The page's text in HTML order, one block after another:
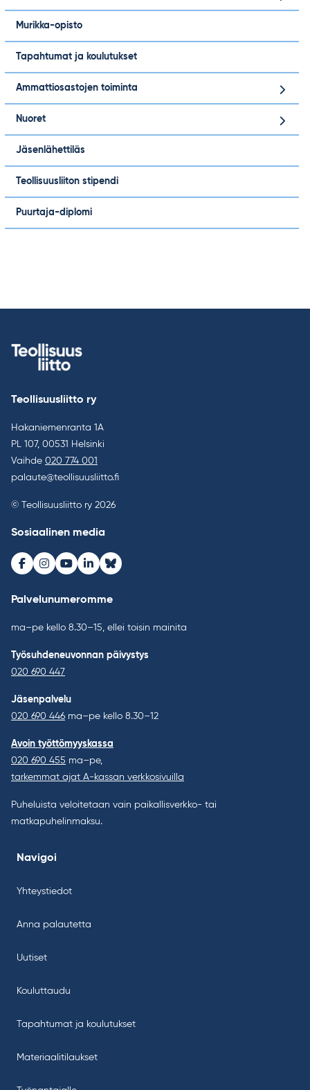
Murikka-opisto
Tapahtumat ja koulutukset
Ammattiosastojen toiminta
Nuoret
Jäsenlähettiläs
Teollisuusliiton stipendi
Puurtaja-diplomi
Teollisuusliitto ry
Hakaniemenranta 1A
PL 107, 00531 Helsinki
Vaihde 020 774 001
palaute@teollisuusliitto.fi
© Teollisuusliitto ry 2026
Sosiaalinen media
Facebook
Instagram
Youtube
LinkedInBluesky
Palvelunumeromme
ma–pe kello 8.30–15, ellei toisin mainita
Työsuhdeneuvonnan päivystys
020 690 447
Jäsenpalvelu
020 690 446 ma–pe kello 8.30–12
Avoin työttömyyskassa
020 690 455 ma–pe,
tarkemmat ajat A-kassan verkkosivuilla
Puheluista veloitetaan vain paikallisverkko- tai
matkapuhelinmaksu.
Navigoi
Yhteystiedot
Anna palautetta
Uutiset
Kouluttaudu
Tapahtumat ja koulutukset
Materiaalitilaukset